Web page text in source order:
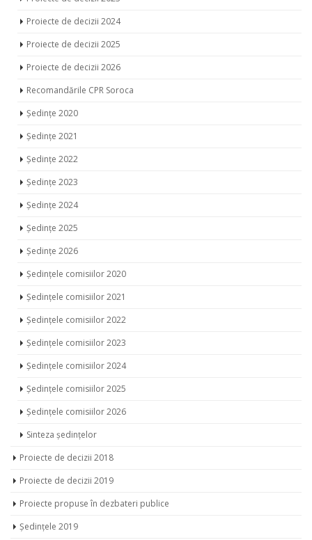
Proiecte de decizii 2024
Proiecte de decizii 2025
Proiecte de decizii 2026
Recomandările CPR Soroca
Ședințe 2020
Ședințe 2021
Ședințe 2022
Ședințe 2023
Ședințe 2024
Ședințe 2025
Ședințe 2026
Ședințele comisiilor 2020
Ședințele comisiilor 2021
Ședințele comisiilor 2022
Ședințele comisiilor 2023
Ședințele comisiilor 2024
Ședințele comisiilor 2025
Ședințele comisiilor 2026
Sinteza ședințelor
Proiecte de decizii 2018
Proiecte de decizii 2019
Proiecte propuse în dezbateri publice
Ședințele 2019